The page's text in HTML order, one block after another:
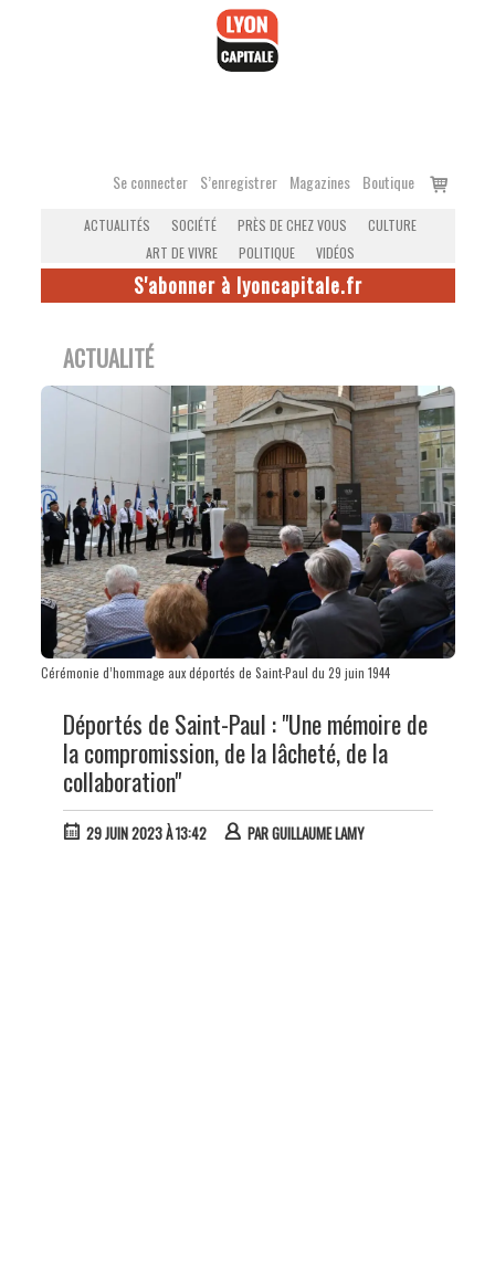
Se connecter S’enregistrer Magazines Boutique
Voir
ACTUALITÉS SOCIÉTÉ PRÈS DE CHEZ VOUS
CULTURE
ART DE VIVRE
POLITIQUE VIDÉOS
S'abonner à lyoncapitale.fr
ACTUALITÉ
Cérémonie d’hommage aux déportés de Saint-Paul du 29 juin 1944
Déportés de Saint-Paul : "Une mémoire de
la compromission, de la lâcheté, de la
collaboration"
29 JUIN 2023 À 13:42 PARGUILLAUME LAMY